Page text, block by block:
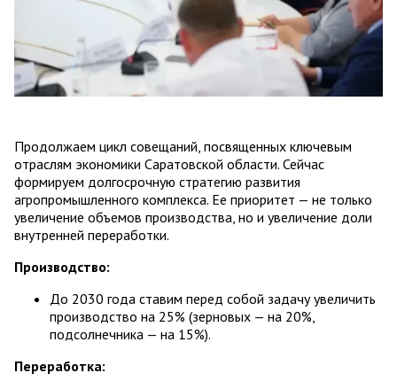
Продолжаем цикл совещаний, посвященных ключевым
отраслям экономики Саратовской области. Сейчас
формируем долгосрочную стратегию развития
агропромышленного комплекса. Ее приоритет — не только
увеличение объемов производства, но и увеличение доли
внутренней переработки.
Производство:
До 2030 года ставим перед собой задачу увеличить
производство на 25% (зерновых — на 20%,
подсолнечника — на 15%).
Переработка: